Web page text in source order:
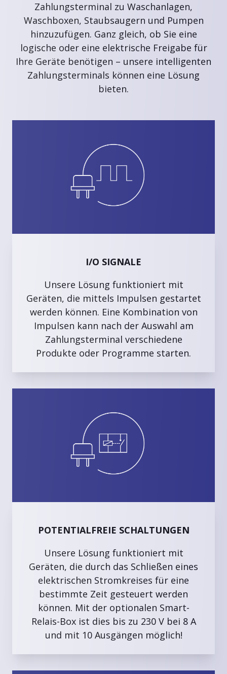
Zahlungsterminal zu Waschanlagen,
Waschboxen, Staubsaugern und Pumpen
hinzuzufügen. Ganz gleich, ob Sie eine
logische oder eine elektrische Freigabe für
Ihre Geräte benötigen – unsere intelligenten
Zahlungsterminals können eine Lösung
bieten.
I/O SIGNALE
Unsere Lösung funktioniert mit
Geräten, die mittels Impulsen gestartet
werden können. Eine Kombination von
Impulsen kann nach der Auswahl am
Zahlungsterminal verschiedene
Produkte oder Programme starten.
POTENTIALFREIE SCHALTUNGEN
Unsere Lösung funktioniert mit
Geräten, die durch das Schließen eines
elektrischen Stromkreises für eine
bestimmte Zeit gesteuert werden
können. Mit der optionalen Smart-
Relais-Box ist dies bis zu 230 V bei 8 A
und mit 10 Ausgängen möglich!